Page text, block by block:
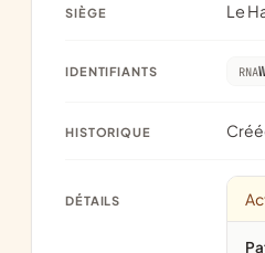
SIÈGE Le
IDENTIFIANTS RNA
HISTORIQUE
DÉTAILS